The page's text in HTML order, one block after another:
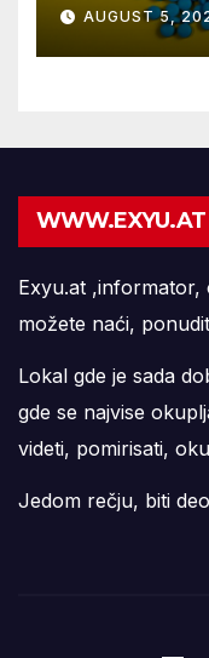
AUGUST 5,
Exyu.at ,informator,
možete naći,
Lokal gde je sada
gde se najvise
videti, pomirisati,
Jedom rečju, biti